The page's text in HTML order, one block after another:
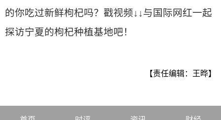
的你吃过新鲜枸杞吗？戳视频↓↓与国际网红一起
探访宁夏的枸杞种植基地吧！
【责任编辑：王晔】